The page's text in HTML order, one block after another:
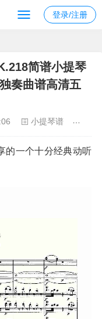
登录/注册
简谱小提琴
奏曲谱高清五
小提琴谱
的一个十分经典动听